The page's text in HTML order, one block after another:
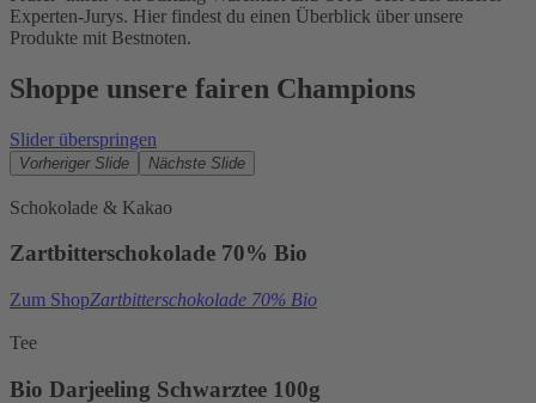
Experten-Jurys. Hier findest du einen Überblick über unsere
Produkte mit Bestnoten.
Shoppe unsere fairen Champions
Slider überspringen
Vorheriger Slide Nächste Slide
Schokolade & Kakao
Zartbitterschokolade 70% Bio
Zum ShopZartbitterschokolade 70% Bio
Tee
Bio Darjeeling Schwarztee 100g